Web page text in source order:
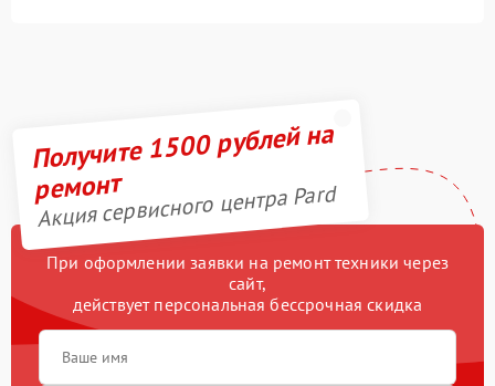
Получите 1500 рублей на
ремонт
Акция сервисного центра Pard
При оформлении заявки на ремонт техники через
сайт,
действует персональная бессрочная скидка